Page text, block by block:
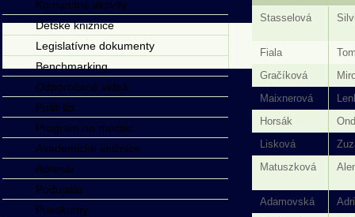
Stasselová
Fiala
Gračíková
Maixnerová
Horsák
Lisková
Matuszková
Adamovská
Komunitné aktivity
Detské knižnice
Legislatívne dokumenty
Benchmarking
Odporúčané videá
Pošli tip
Program na mesiac
Akademické knižnice
Adresár
Podujatia
Prieskumy